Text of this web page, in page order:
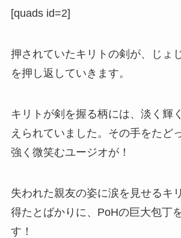
[quads id=2]
押されていたキリトの剣が、じょ
を押し返していきます。
キリトが剣を握る柄には、淡く輝
えられていました。その手をたど
強く微笑むユージオが！
失われた親友の姿に涙を見せるキ
得たとばかりに、PoHの巨大包丁
す！